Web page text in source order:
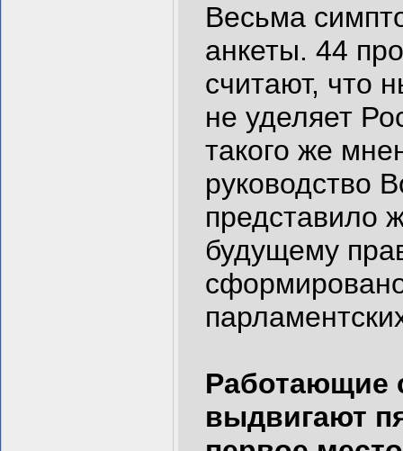
Весьма
анкеты. 44
считают, что
не уделяет
такого же
руководство
представило
будущему
Работающие
выдвигают